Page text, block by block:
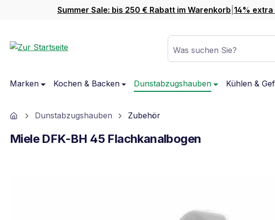
Hauptinhalt springen
Zur Suche springen
Zur Hauptnavigation springen
Summer Sale: bis 250 € Rabatt im Warenkorb 14%
Was suchen Sie?
Marken Kochen & Backen Dunstabzugshauben Kühlen &
HomeDunstabzugshauben Zubehör
Miele DFK-BH 45 Flachkanalbogen